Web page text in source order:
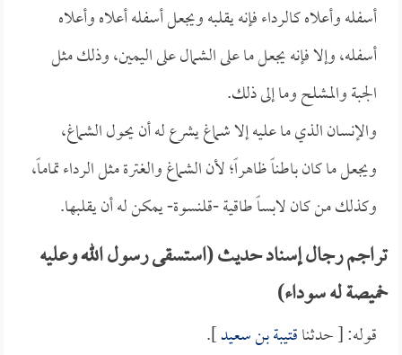
أسفله وأعلاه كالرداء فإنه يقلبه ويجعل أسفله أعلاه وأعلاه
أسفله، وإلا فإنه يجعل ما على الشمال على اليمين، وذلك مثل
الجبة والمشلح وما إلى ذلك.
والإنسان الذي ما عليه إلا شماغ يشرع له أن يحول الشماغ،
ويجعل ما كان باطناً ظاهراً؛ لأن الشماغ والغترة مثل الرداء تماماً،
وكذلك من كان لابساً طاقية -قلنسوة- يمكن له أن يقلبها.
تراجم رجال إسناد حديث (استسقى رسول الله وعليه
خميصة له سوداء)
قوله: [ حدثناقتيبة بن سعيد].